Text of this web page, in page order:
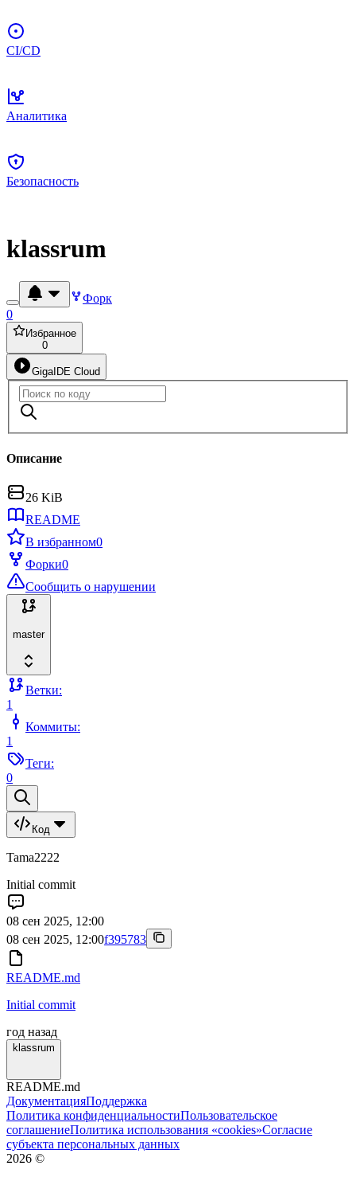
CI/CD
Аналитика
Безопасность
klassrum
Форк
0
Избранное
0
GigaIDE Cloud
Описание
26 KiB
README
В избранном0
Форки0
Сообщить о нарушении
master
Ветки:
1
Коммиты:
1
Теги:
0
Код
Tama2222
Initial commit
08 сен 2025, 12:00
08 сен 2025, 12:00f395783
README.md
Initial commit
год назад
klassrum
README.md
ДокументацияПоддержка
Политика конфиденциальностиПользовательское
соглашениеПолитика использования «cookies»Согласие
субъекта персональных данных
2026 ©